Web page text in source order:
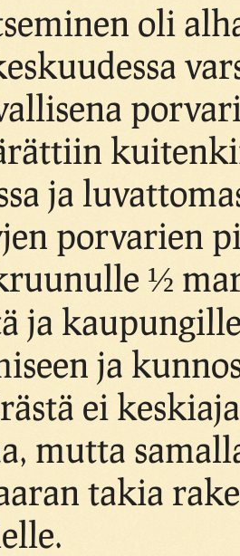
oli
ja
porvarien
½
ja
ja
ei
mutta
takia